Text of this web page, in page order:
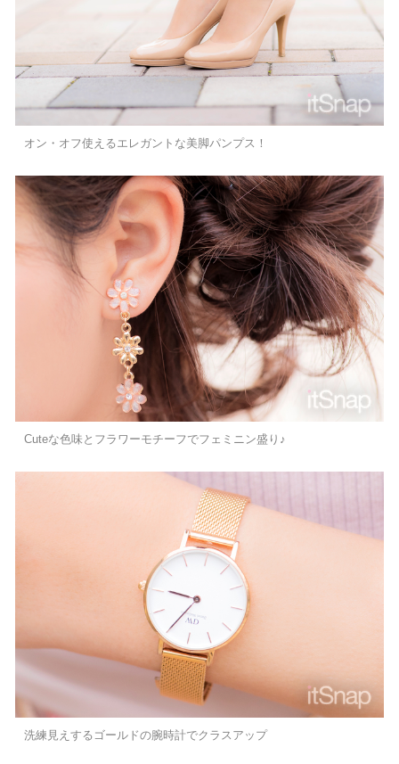
オン・オフ使えるエレガントな美脚パンプス！
Cuteな色味とフラワーモチーフでフェミニン盛り♪
洗練見えするゴールドの腕時計でクラスアップ